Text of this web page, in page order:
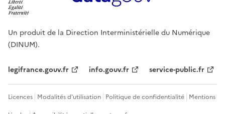
Un produit de la Direction Interministérielle du Numérique
(DINUM).
legifrance.gouv.fr info.gouv.fr service-public.fr
Licences Modalités d'utilisation Politique de confidentialité Mentions